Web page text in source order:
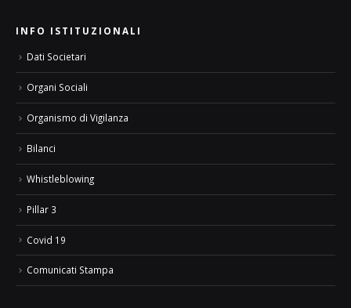
INFO ISTITUZIONALI
Dati Societari
Organi Sociali
Organismo di Vigilanza
Bilanci
Whistleblowing
Pillar 3
Covid 19
Comunicati Stampa